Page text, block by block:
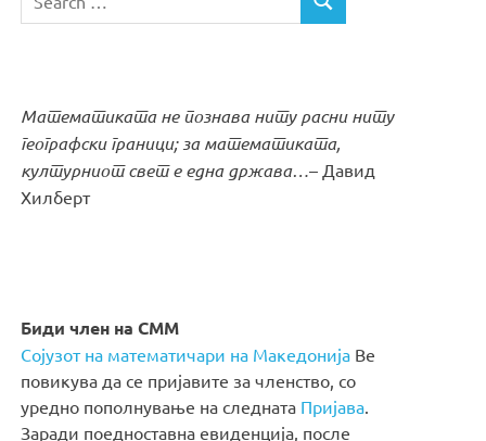
for:
SEARCH
Математиката не познава ниту расни ниту
географски граници; за математиката,
културниот свет е една држава…– Давид
Хилберт
Биди член на СММ
Сојузот на математичари на Македонија Ве
повикува да се пријавите за членство, со
уредно пополнување на следната Пријава
Заради поедноставна евиденција, после